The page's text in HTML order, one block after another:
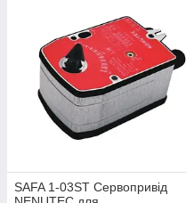
SAFA 1-03ST Сервопривід